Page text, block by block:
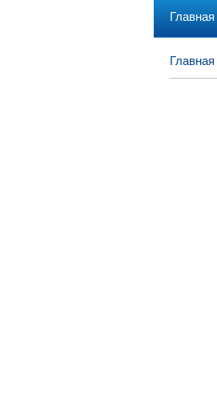
Главная
Главная